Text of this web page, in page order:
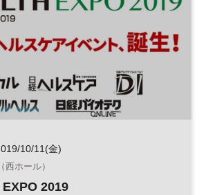
10/11(金)
ホール）
2019